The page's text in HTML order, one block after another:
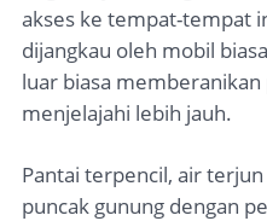
akses ke tempat-tempat
dijangkau oleh mobil
luar biasa
menjelajahi lebih jauh.
Pantai terpencil, air
puncak gunung dengan